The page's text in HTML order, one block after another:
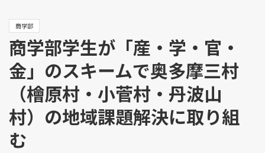
商学部
商学部学生が「産・学・官・
金」のスキームで奥多摩三村
（檜原村・小菅村・丹波山
村）の地域課題解決に取り組
む